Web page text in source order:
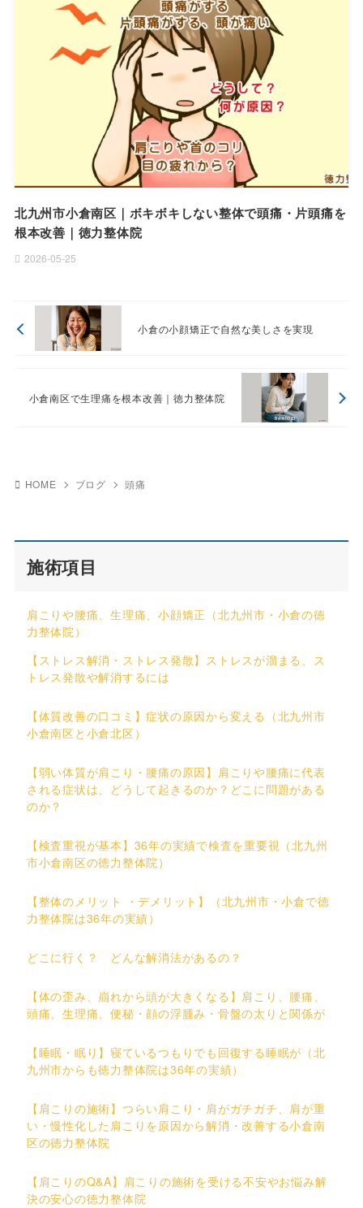
北九州市小倉南区｜ボキボキしない整体で頭痛・片頭痛を
根本改善｜徳力整体院
2026-05-25
小倉の小顔矯正で自然な美しさを実現
小倉南区で生理痛を根本改善｜徳力整体院
HOME ブログ 頭痛
施術項目
肩こりや腰痛、生理痛、小顔矯正（北九州市・小倉の徳
力整体院）
【ストレス解消・ストレス発散】ストレスが溜まる、ス
トレス発散や解消するには
【体質改善の口コミ】症状の原因から変える（北九州市
小倉南区と小倉北区）
【弱い体質が肩こり・腰痛の原因】肩こりや腰痛に代表
される症状は、どうして起きるのか？どこに問題がある
のか？
【検査重視が基本】36年の実績で検査を重要視（北九州
市小倉南区の徳力整体院）
【整体のメリット ・デメリット】（北九州市・小倉で徳
力整体院は36年の実績）
どこに行く？ どんな解消法があるの？
【体の歪み、崩れから頭が大きくなる】肩こり、腰痛、
頭痛、生理痛、便秘・顔の浮腫み・骨盤の太りと関係が
【睡眠・眠り】寝ているつもりでも回復する睡眠が（北
九州市からも徳力整体院は36年の実績）
【肩こりの施術】つらい肩こり・肩がガチガチ、肩が重
い・慢性化した肩こりを原因から解消・改善する小倉南
区の徳力整体院
【肩こりのQ&A】肩こりの施術を受ける不安やお悩み解
決の安心の徳力整体院